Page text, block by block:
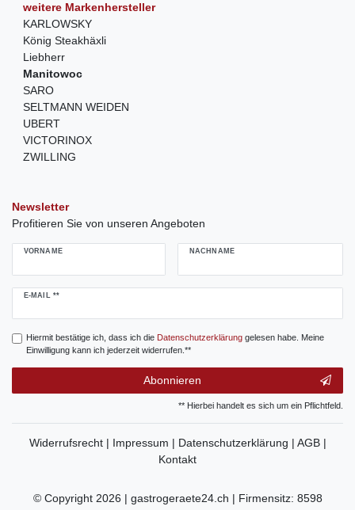
weitere Markenhersteller
KARLOWSKY
König Steakhäxli
Liebherr
Manitowoc
SARO
SELTMANN WEIDEN
UBERT
VICTORINOX
ZWILLING
Newsletter
Profitieren Sie von unseren Angeboten
VORNAME NACHNAME
E-MAIL **
Newsletter
Hiermit bestätige ich, dass ich die Daten­schutz­erklärunggelesen habe. Meine
Einwilligung kann ich jederzeit widerrufen.**
Abonnieren
** Hierbei handelt es sich um ein Pflichtfeld.
Widerrufsrecht | Impressum | Datenschutzerklärung | AGB |
Kontakt
© Copyright 2026 | gastrogeraete24.ch | Firmensitz: 8598